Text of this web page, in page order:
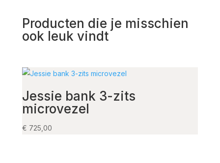
Producten die je misschien
ook leuk vindt
Jessie bank 3-zits
microvezel
€ 725,00